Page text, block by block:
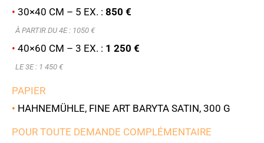
• 30×40 CM – 5 EX. : 850 €
À PARTIR DU 4E : 1050 €
• 40×60 CM – 3 EX. : 1 250 €
LE 3E : 1 450 €
PAPIER
• HAHNEMÜHLE, FINE ART BARYTA SATIN, 300 G
POUR TOUTE DEMANDE COMPLÉMENTAIRE